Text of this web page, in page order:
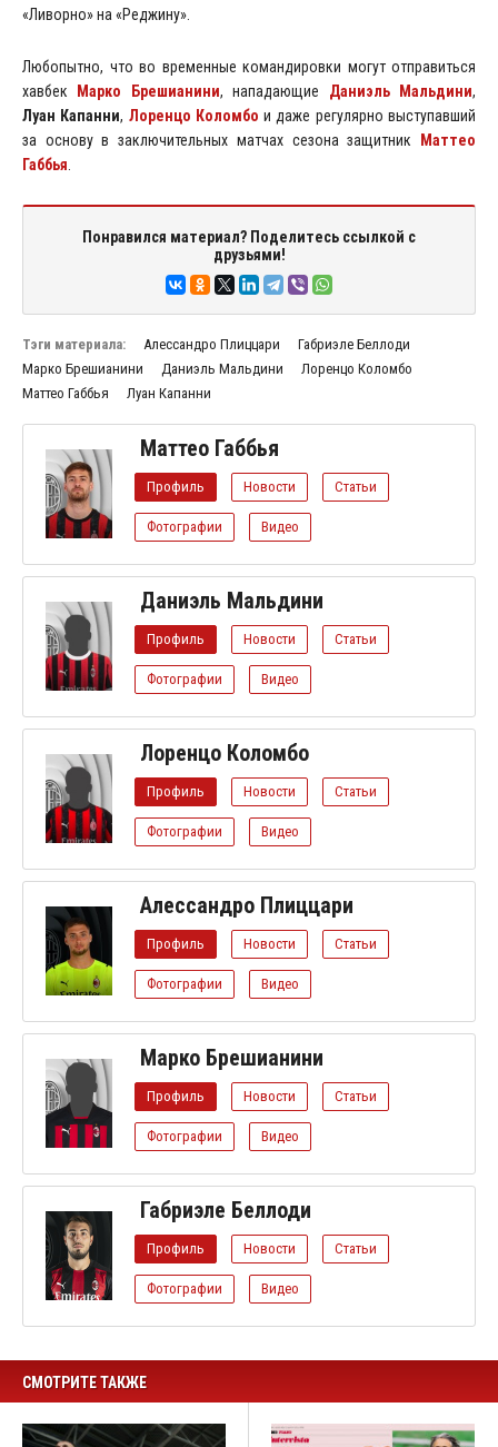
«Ливорно» на «Реджину».
Любопытно, что во временные командировки могут отправиться
хавбек Марко Брешианини, нападающие Даниэль Мальдини,
Луан Капанни, Лоренцо Коломбо и даже регулярно выступавший
за основу в заключительных матчах сезона защитник Маттео
Габбья
Понравился материал? Поделитесь ссылкой с
друзьями!
Тэги материала: Алессандро Плиццари
Габриэле Беллоди
Марко Брешианини
Даниэль Мальдини
Лоренцо Коломбо
Маттео Габбья
Луан Капанни
Маттео Габбья
Профиль Новости Статьи
Фотографии Видео
Даниэль Мальдини
Профиль Новости Статьи
Фотографии Видео
Лоренцо Коломбо
Профиль Новости Статьи
Фотографии Видео
Алессандро Плиццари
Профиль Новости Статьи
Фотографии Видео
Марко Брешианини
Профиль Новости Статьи
Фотографии Видео
Габриэле Беллоди
Профиль Новости Статьи
Фотографии Видео
СМОТРИТЕ ТАКЖЕ